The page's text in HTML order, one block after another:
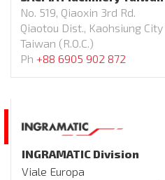
No. 519, Qiaoxin 3rd Rd.
Qiaotou Dist., Kaohsiung City
Taiwan (R.O.C.)
Ph +88 6905 902 872
INGRAMATIC Division
Viale Europa